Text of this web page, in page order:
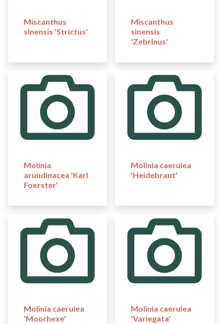
Miscanthus
sinensis 'Strictus'
Miscanthus
sinensis
'Zebrinus'
Molinia
arundinacea 'Karl
Foerster'
Molinia caerulea
'Heidebraut'
Molinia caerulea
'Moorhexe'
Molinia caerulea
'Variegata'